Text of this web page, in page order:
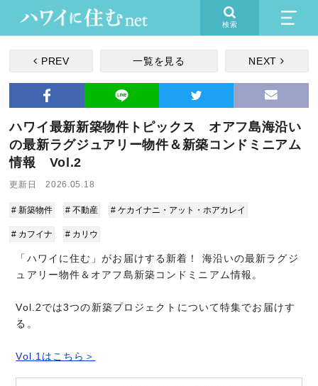
検索
PREV 一覧を見る NEXT
ハワイ最新新築物件トピックス オアフ島海沿い
の最新ラグジュアリー物件＆新築コンドミニアム
情報 Vol.2
更新日 2026.05.18
# 新築物件 # 不動産 # ケカイナニ・アット・ホアカレイ
# カフイナ # カリウ
「ハワイに住む」がお届けする新着！ 海沿いの最新ラグジ
ュアリー物件＆オアフ島新築コンドミニアム情報。
Vol.2では3つの新築プロジェクトについて特集でお届けす
る。
Vol.1はこちら＞